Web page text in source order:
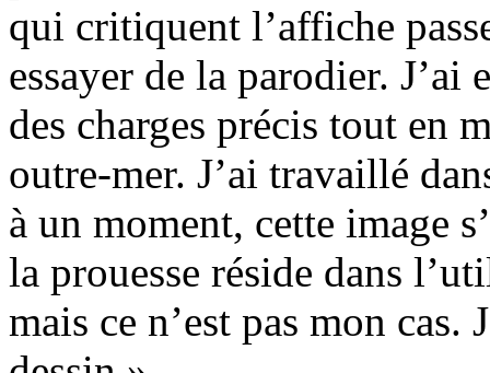
qui critiquent l’affiche
essayer de la parodier. J’ai
des charges précis tout en
outre-mer. J’ai travaillé
à un moment, cette image
la prouesse réside dans
mais ce n’est pas mon